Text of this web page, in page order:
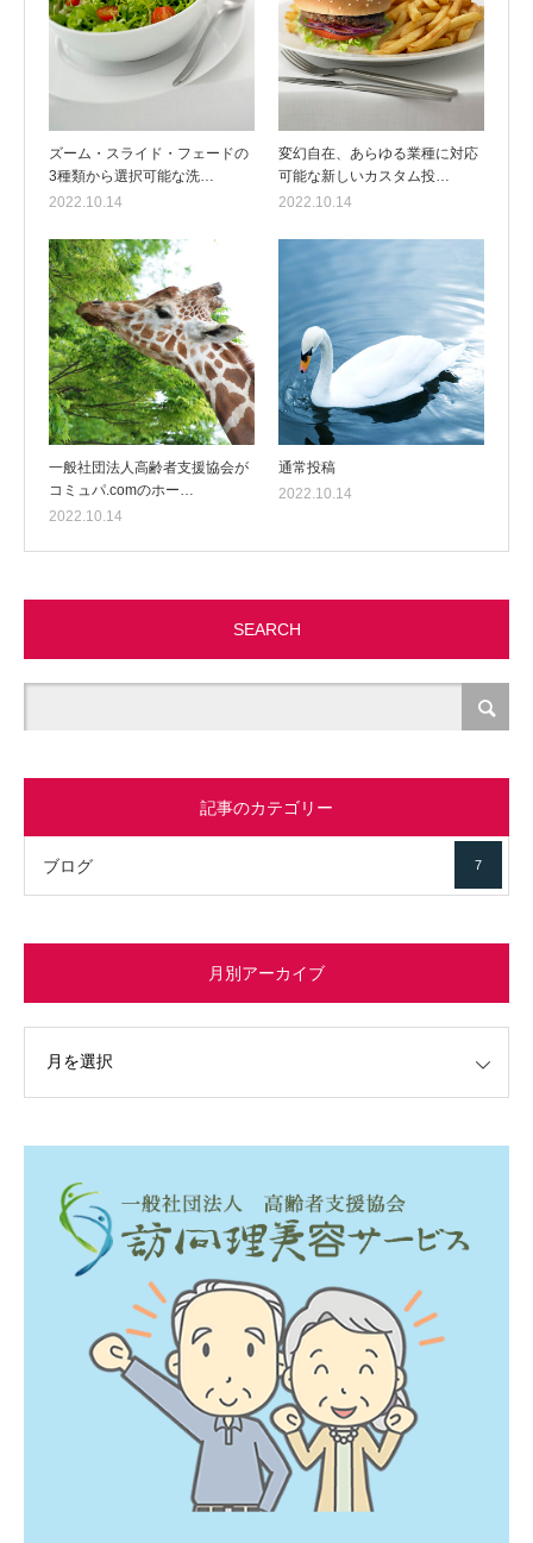
ズーム・スライド・フェードの
3種類から選択可能な洗…
2022.10.14
変幻自在、あらゆる業種に対応
可能な新しいカスタム投…
2022.10.14
一般社団法人高齢者支援協会が
コミュパ.comのホー…
2022.10.14
通常投稿
2022.10.14
SEARCH
記事のカテゴリー
ブログ 7
月別アーカイブ